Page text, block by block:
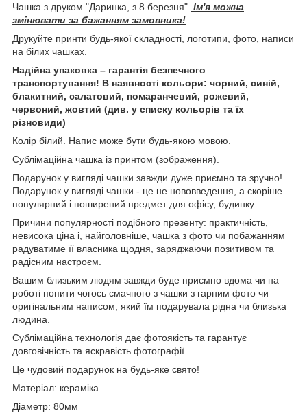
Чашка з друком "Даринка, з 8 березня". Ім'я можна
змінювати за бажанням замовника!
Друкуйте принти будь-якої складності, логотипи, фото, написи
на білих чашках.
Надійна упаковка – гарантія безпечного
транспортування! В наявності кольори: чорний, синій,
блакитний, салатовий, помаранчевий, рожевий,
червоний, жовтий (див. у списку кольорів та їх
різновиди)
Колір білий. Напис може бути будь-якою мовою.
Сублімаційна чашка із принтом (зображення).
Подарунок у вигляді чашки завжди дуже приємно та зручно!
Подарунок у вигляді чашки - це не нововведення, а скоріше
популярний і поширений предмет для офісу, будинку.
Причини популярності подібного презенту: практичність,
невисока ціна і, найголовніше, чашка з фото чи побажанням
радуватиме її власника щодня, заряджаючи позитивом та
радісним настроєм.
Вашим близьким людям завжди буде приємно вдома чи на
роботі попити чогось смачного з чашки з гарним фото чи
оригінальним написом, який їм подарувала рідна чи близька
людина.
Сублімаційна технологія дає фотоякість та гарантує
довговічність та яскравість фотографії.
Це чудовий подарунок на будь-яке свято!
Матеріал: кераміка
Діаметр: 80мм